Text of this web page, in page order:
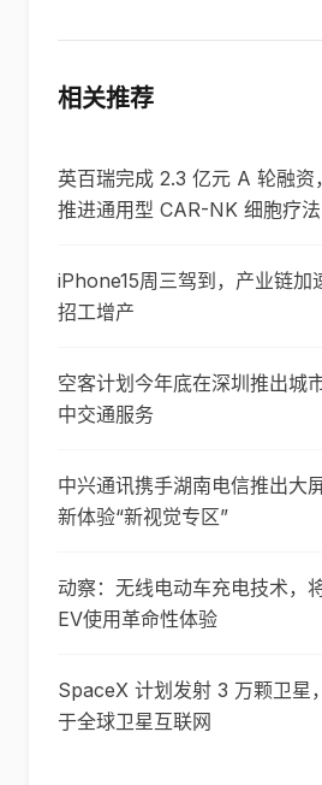
相关推荐
英百瑞完成 2.3 亿元 A 轮融资
推进通用型 CAR-NK 细胞疗法
iPhone15周三驾到，产业链加
招工增产
空客计划今年底在深圳推出城
中交通服务
中兴通讯携手湖南电信推出大
新体验“新视觉专区”
动察：无线电动车充电技术，
EV使用革命性体验
SpaceX 计划发射 3 万颗卫星
于全球卫星互联网